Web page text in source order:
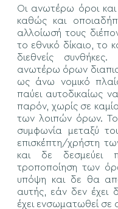
Οι ανωτέρω όροι και
καθώς και
αλλοίωσή τους
το εθνικό δίκαιο, το
διεθνείς
ανωτέρω όρων
ως άνω νομικό
παύει αυτοδικαίως
παρόν, χωρίς σε
των λοιπών όρων. Το
συμφωνία μεταξύ
επισκέπτη/χρήστη
και δε δεσμεύει
τροποποίηση των
υπόψη και δε θα
αυτής, εάν δεν έχει
έχει ενσωματωθεί σε